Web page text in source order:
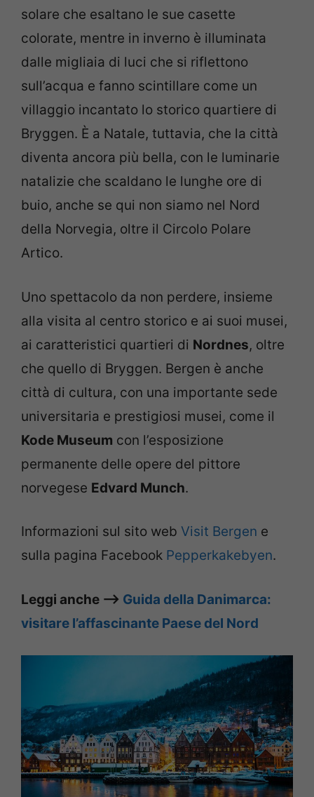
solare che esaltano le sue casette
colorate, mentre in inverno è illuminata
dalle migliaia di luci che si riflettono
sull’acqua e fanno scintillare come un
villaggio incantato lo storico quartiere di
Bryggen. È a Natale, tuttavia, che la città
diventa ancora più bella, con le luminarie
natalizie che scaldano le lunghe ore di
buio, anche se qui non siamo nel Nord
della Norvegia, oltre il Circolo Polare
Artico.
Uno spettacolo da non perdere, insieme
alla visita al centro storico e ai suoi musei,
ai caratteristici quartieri di Nordnes, oltre
che quello di Bryggen. Bergen è anche
città di cultura, con una importante sede
universitaria e prestigiosi musei, come il
Kode Museum con l’esposizione
permanente delle opere del pittore
norvegese Edvard Munch.
Informazioni sul sito web Visit Bergen e
sulla pagina Facebook Pepperkakebyen.
Leggi anche –> Guida della Danimarca:
visitare l’affascinante Paese del Nord